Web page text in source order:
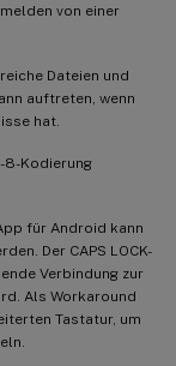
von einer
Dateien und
auftreten, wenn
hat.
8-Kodierung
für Android kann
Der CAPS LOCK-
Verbindung zur
Als Workaround
Tastatur, um